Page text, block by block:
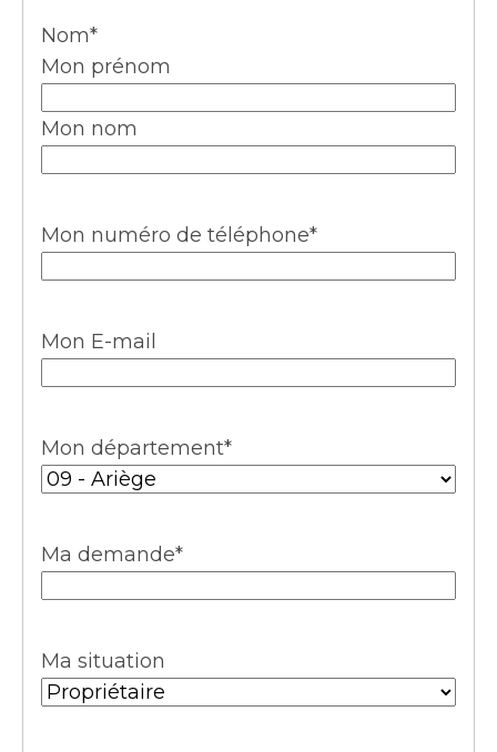
Nom*
Mon prénom
Mon nom
Mon numéro de téléphone*
Mon E-mail
Mon département*
Ma demande*
Ma situation